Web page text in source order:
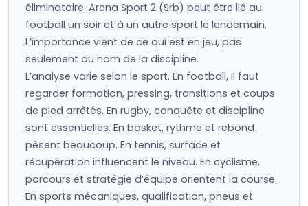
éliminatoire. Arena Sport 2 (Srb) peut être lié au
football un soir et à un autre sport le lendemain.
L’importance vient de ce qui est en jeu, pas
seulement du nom de la discipline.
L’analyse varie selon le sport. En football, il faut
regarder formation, pressing, transitions et coups
de pied arrêtés. En rugby, conquête et discipline
sont essentielles. En basket, rythme et rebond
pèsent beaucoup. En tennis, surface et
récupération influencent le niveau. En cyclisme,
parcours et stratégie d’équipe orientent la course.
En sports mécaniques, qualification, pneus et